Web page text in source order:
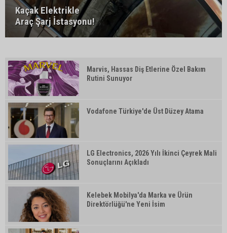
Kaçak Elektrikle
Araç Şarj İstasyonu!
Marvis, Hassas Diş Etlerine Özel Bakım
Rutini Sunuyor
Vodafone Türkiye'de Üst Düzey Atama
LG Electronics, 2026 Yılı İkinci Çeyrek Mali
Sonuçlarını Açıkladı
Kelebek Mobilya'da Marka ve Ürün
Direktörlüğü'ne Yeni İsim